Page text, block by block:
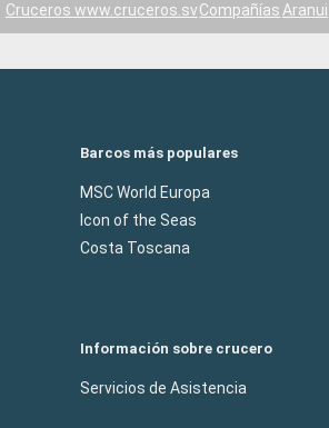
Cruceros www.cruceros.svCompañíasAranui
Barcos más populares
MSC World Europa
Icon of the Seas
Costa Toscana
Información sobre crucero
Servicios de Asistencia